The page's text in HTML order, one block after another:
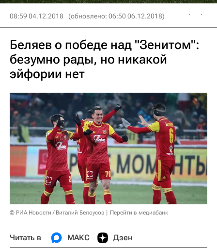
08:59 04.12.2018 (обновлено: 06:50 06.12.2018)
Беляев о победе над "Зенитом":
безумно рады, но никакой
эйфории нет
© РИА Новости / Виталий Белоусов Перейти в медиабанк
Читать в МАКС Дзен